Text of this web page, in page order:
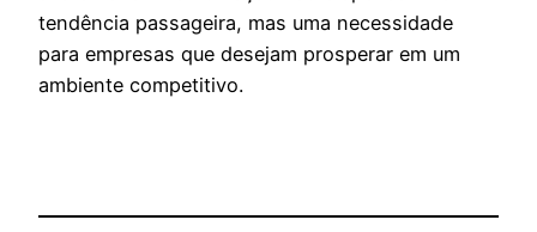
tendência passageira, mas uma necessidade
para empresas que desejam prosperar em um
ambiente competitivo.